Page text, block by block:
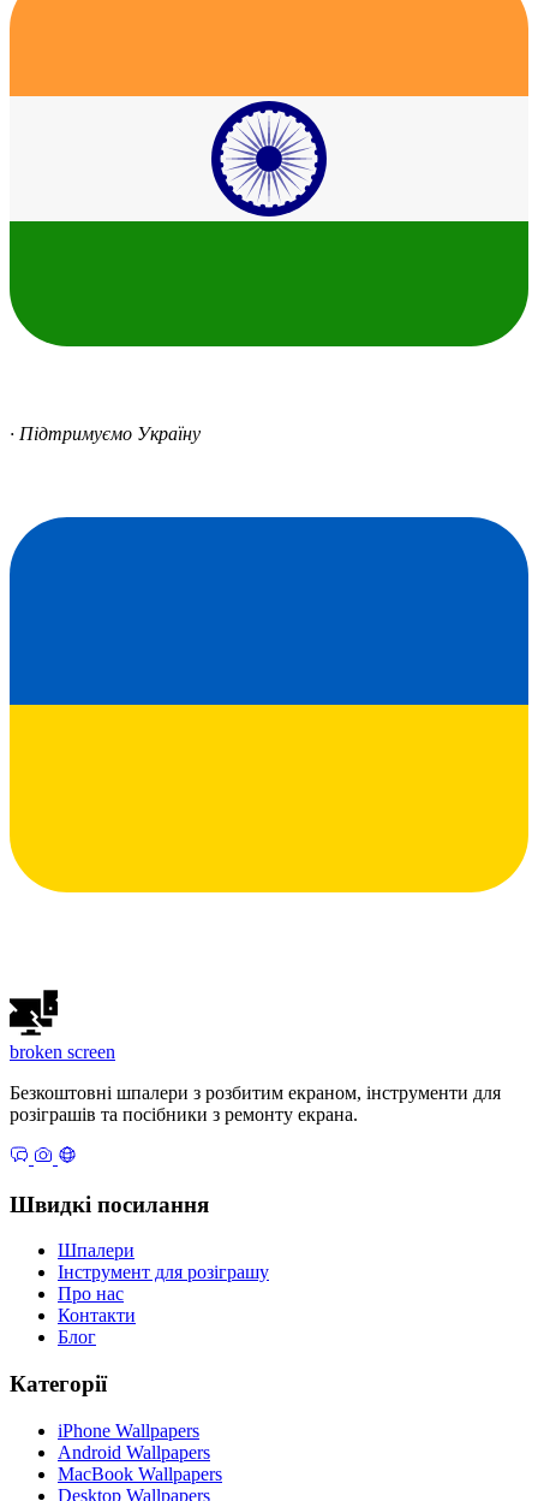
· Підтримуємо Україну
broken screen
Безкоштовні шпалери з розбитим екраном, інструменти для
розіграшів та посібники з ремонту екрана.
Швидкі посилання
Шпалери
Інструмент для розіграшу
Про нас
Контакти
Блог
Категорії
iPhone Wallpapers
Android Wallpapers
MacBook Wallpapers
Desktop Wallpapers